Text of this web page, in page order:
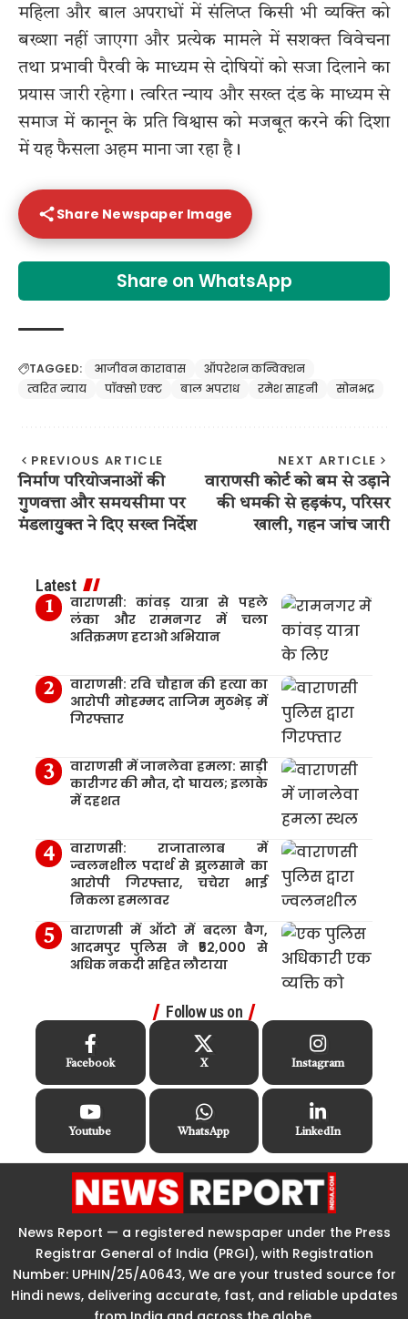
महिला और बाल अपराधों में संलिप्त किसी भी व्यक्ति को
बख्शा नहीं जाएगा और प्रत्येक मामले में सशक्त विवेचना
तथा प्रभावी पैरवी के माध्यम से दोषियों को सजा दिलाने का
प्रयास जारी रहेगा। त्वरित न्याय और सख्त दंड के माध्यम से
समाज में कानून के प्रति विश्वास को मजबूत करने की दिशा
में यह फैसला अहम माना जा रहा है।
Share Newspaper Image
Share on WhatsApp
TAGGED: आजीवन कारावास
ऑपरेशन कन्विक्शन
त्वरित न्याय
पॉक्सो एक्ट बाल अपराध रमेश साहनी सोनभद्र
PREVIOUS ARTICLE
निर्माण परियोजनाओं की
गुणवत्ता और समयसीमा पर
मंडलायुक्त ने दिए सख्त निर्देश
NEXT ARTICLE
वाराणसी कोर्ट को बम से उड़ाने
की धमकी से हड़कंप, परिसर
खाली, गहन जांच जारी
Latest
वाराणसी: कांवड़ यात्रा से पहले
लंका और रामनगर में चला
अतिक्रमण हटाओ अभियान
वाराणसी: रवि चौहान की हत्या का
आरोपी मोहम्मद ताजिम मुठभेड़ में
गिरफ्तार
वाराणसी में जानलेवा हमला: साड़ी
कारीगर की मौत, दो घायल; इलाके
में दहशत
वाराणसी: राजातालाब में
ज्वलनशील पदार्थ से झुलसाने का
आरोपी गिरफ्तार, चचेरा भाई
निकला हमलावर
वाराणसी में ऑटो में बदला बैग,
आदमपुर पुलिस ने ₹52,000 से
अधिक नकदी सहित लौटाया
Follow us on
Facebook X Instagram
Youtube WhatsApp LinkedIn
News Report — a registered newspaper under the Press
Registrar General of India (PRGI), with Registration
Number: UPHIN/25/A0643, We are your trusted source for
Hindi news, delivering accurate, fast, and reliable updates